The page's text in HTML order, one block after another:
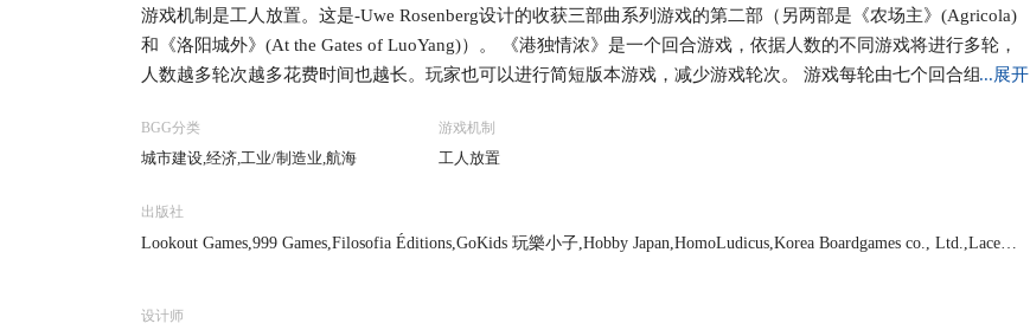
游戏机制是工人放置。这是-Uwe Rosenberg设计的收获三部曲系列游戏的第二部（另两部是《农场主》(Agricola)
和《洛阳城外》(At the Gates of LuoYang)）。 《港独情浓》是一个回合游戏，依据人数的不同游戏将进行多轮，
人数越多轮次越多花费时间也越长。玩家也可以进行简短版本游戏，减少游戏轮次。 游戏每轮由七个回合组成。
行一个主要行动和多次可选行动。 主要行动为二选一：玩家可以从七个供给区中选择一个拿取全部的那种货物或
法郎，或者可以使用一个可用的建筑。使用不属于自己的建筑需要支付使用成本。玩家可以使用“建筑公司”建筑来
可以购买已经建造的公共建筑或三个建筑计划牌堆顶的建筑。玩家可以购买每个船只牌堆顶的船只。部分建筑和
船只的购买成本与建筑/船只价值不同。玩家出售建筑或船只，只能获得建筑/船只价值的一半。 每轮游戏结束时，
会有收获。有时政府会建造一个标准建筑或特殊建筑。每轮结束将轮次牌反面成为船只牌，放在船只牌堆顶。 游
...展开
BGG分类
城市建设,经济,工业/制造业,航海
游戏机制
工人放置
出版社
Lookout Games,999 Games,Filosofia Éditions,GoKids 玩樂小子,Hobby Japan,HomoLudicus,Korea Boardgames co., Ltd.,Lacert
设计师